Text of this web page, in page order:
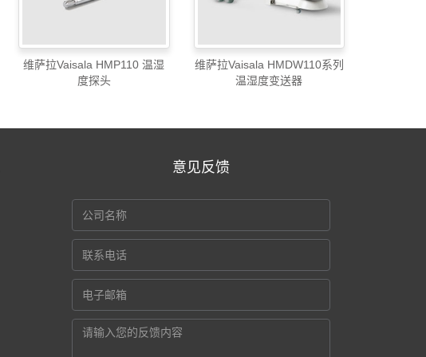
维萨拉Vaisala HMP110 温湿
度探头
维萨拉Vaisala HMDW110系列
温湿度变送器
意见反馈